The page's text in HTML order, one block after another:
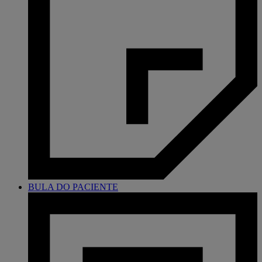
BULA DO PACIENTE